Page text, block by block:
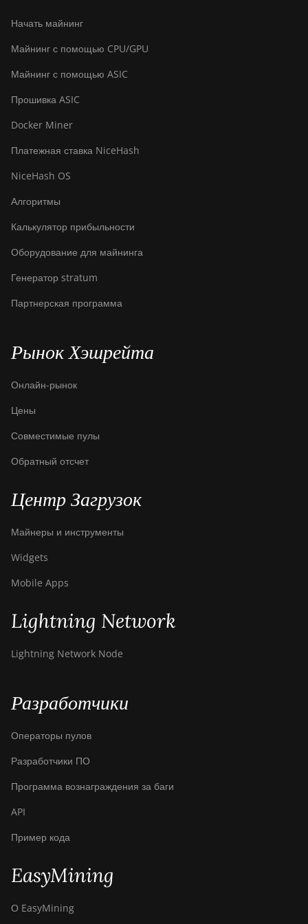
Canaan Avalon Made A1466
Canaan Avalon Mini 3
Canaan Avalon Nano 3
Canaan Avalon Nano 3S
Canaan Avalon Q
Canaan Avalon Q
Canaan AvalonMiner 1047
Canaan Creative Avalon 1126 Pro
Canaan Creative Avalon 1146 Pro
Canaan Creative Avalon 1166 Pro
Canaan Creative Avalon 921
ElphaPex DG 1
ElphaPex DG 1S
ElphaPex DG Hydro 1
ElphaPex DG2
FusionSilicon X2
Goldshell AL-BOX
Goldshell CK-BOX II
Goldshell CK5
Начать майнинг
Майнинг с помощью CPU/GPU
Майнинг с помощью ASIC
Прошивка ASIC
Docker Miner
Платежная ставка NiceHash
NiceHash OS
Алгоритмы
Калькулятор прибыльности
Оборудование для майнинга
Генератор stratum
Партнерская программа
Рынок Хэшрейта
Онлайн-рынок
Цены
Совместимые пулы
Обратный отсчет
Центр Загрузок
Майнеры и инструменты
Widgets
Mobile Apps
Lightning Network
Lightning Network Node
Разработчики
Операторы пулов
Разработчики ПО
Программа вознаграждения за баги
API
Пример кода
EasyMining
О EasyMining